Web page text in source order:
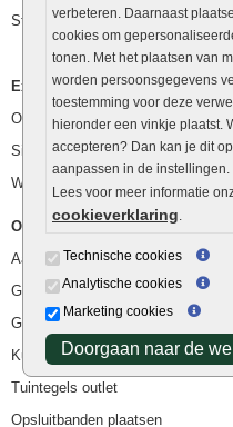
verbeteren. Daarnaast
cookies om
tonen. Met het plaatsen van
worden persoonsgegevens
toestemming voor deze
hieronder een vinkje plaatst.
accepteren? Dan kan je dit
aanpassen in de instellingen.
Lees voor meer informatie
cookieverklaring
Technische cookies
Analytische cookies
Marketing cookies
Doorgaan naar de
Stapelstenen
Extra benodigdheden
Ophoogzand
Siergrind en siersplit
Waterafvoer
Overig
Aanbiedingen
Goedkope bestrating
Goedkope tuintegels
Kunstgras
Tuintegels outlet
Opsluitbanden plaatsen